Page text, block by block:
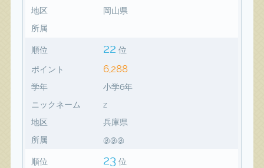
地区
岡山県
所属
順位 22 位
ポイント 6,288
学年
小学6年
ニックネーム
z
地区
兵庫県
所属
@@@
順位 23 位